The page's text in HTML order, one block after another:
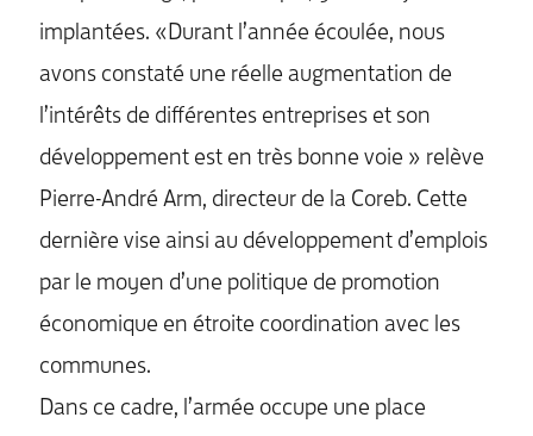
implantées. «Durant l’année écoulée, nous
avons constaté une réelle augmentation de
l’intérêts de différentes entreprises et son
développement est en très bonne voie » relève
Pierre-André Arm, directeur de la Coreb. Cette
dernière vise ainsi au développement d’emplois
par le moyen d’une politique de promotion
économique en étroite coordination avec les
communes.
Dans ce cadre, l’armée occupe une place